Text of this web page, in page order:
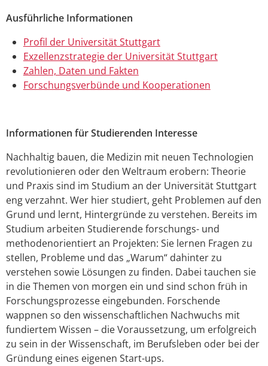
Ausführliche Informationen
Profil der Universität Stuttgart
Exzellenzstrategie derUniversität Stuttgart
Zahlen, Daten und Fakten
Forschungsverbünde und Kooperationen
Informationen für Studierenden Interesse
Nachhaltig bauen, die Medizin mit neuen Technologien
revolutionieren oder den Weltraum erobern: Theorie
und Praxis sind im Studium an der Universität Stuttgart
eng verzahnt. Wer hier studiert, geht Problemen auf den
Grund und lernt, Hintergründe zu verstehen. Bereits im
Studium arbeiten Studierende forschungs- und
methodenorientiert an Projekten: Sie lernen Fragen zu
stellen, Probleme und das „Warum“ dahinter zu
verstehen sowie Lösungen zu finden. Dabei tauchen sie
in die Themen von morgen ein und sind schon früh in
Forschungsprozesse eingebunden. Forschende
wappnen so den wissenschaftlichen Nachwuchs mit
fundiertem Wissen – die Voraussetzung, um erfolgreich
zu sein in der Wissenschaft, im Berufsleben oder bei der
Gründung eines eigenen Start-ups.